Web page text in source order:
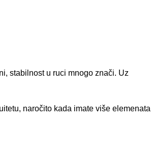
stabilnost u ruci mnogo znači. Uz
naročito kada imate više elemenata